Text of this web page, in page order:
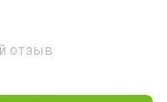
отзыв